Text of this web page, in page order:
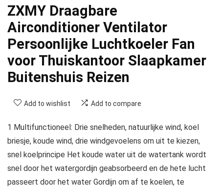
ZXMY Draagbare
Airconditioner Ventilator
Persoonlijke Luchtkoeler Fan
voor Thuiskantoor Slaapkamer
Buitenshuis Reizen
Add to wishlist Add to compare
1 Multifunctioneel: Drie snelheden, natuurlijke wind, koel
briesje, koude wind, drie windgevoelens om uit te kiezen,
snel koelprincipe Het koude water uit de watertank wordt
snel door het watergordijn geabsorbeerd en de hete lucht
passeert door het water Gordijn om af te koelen, te